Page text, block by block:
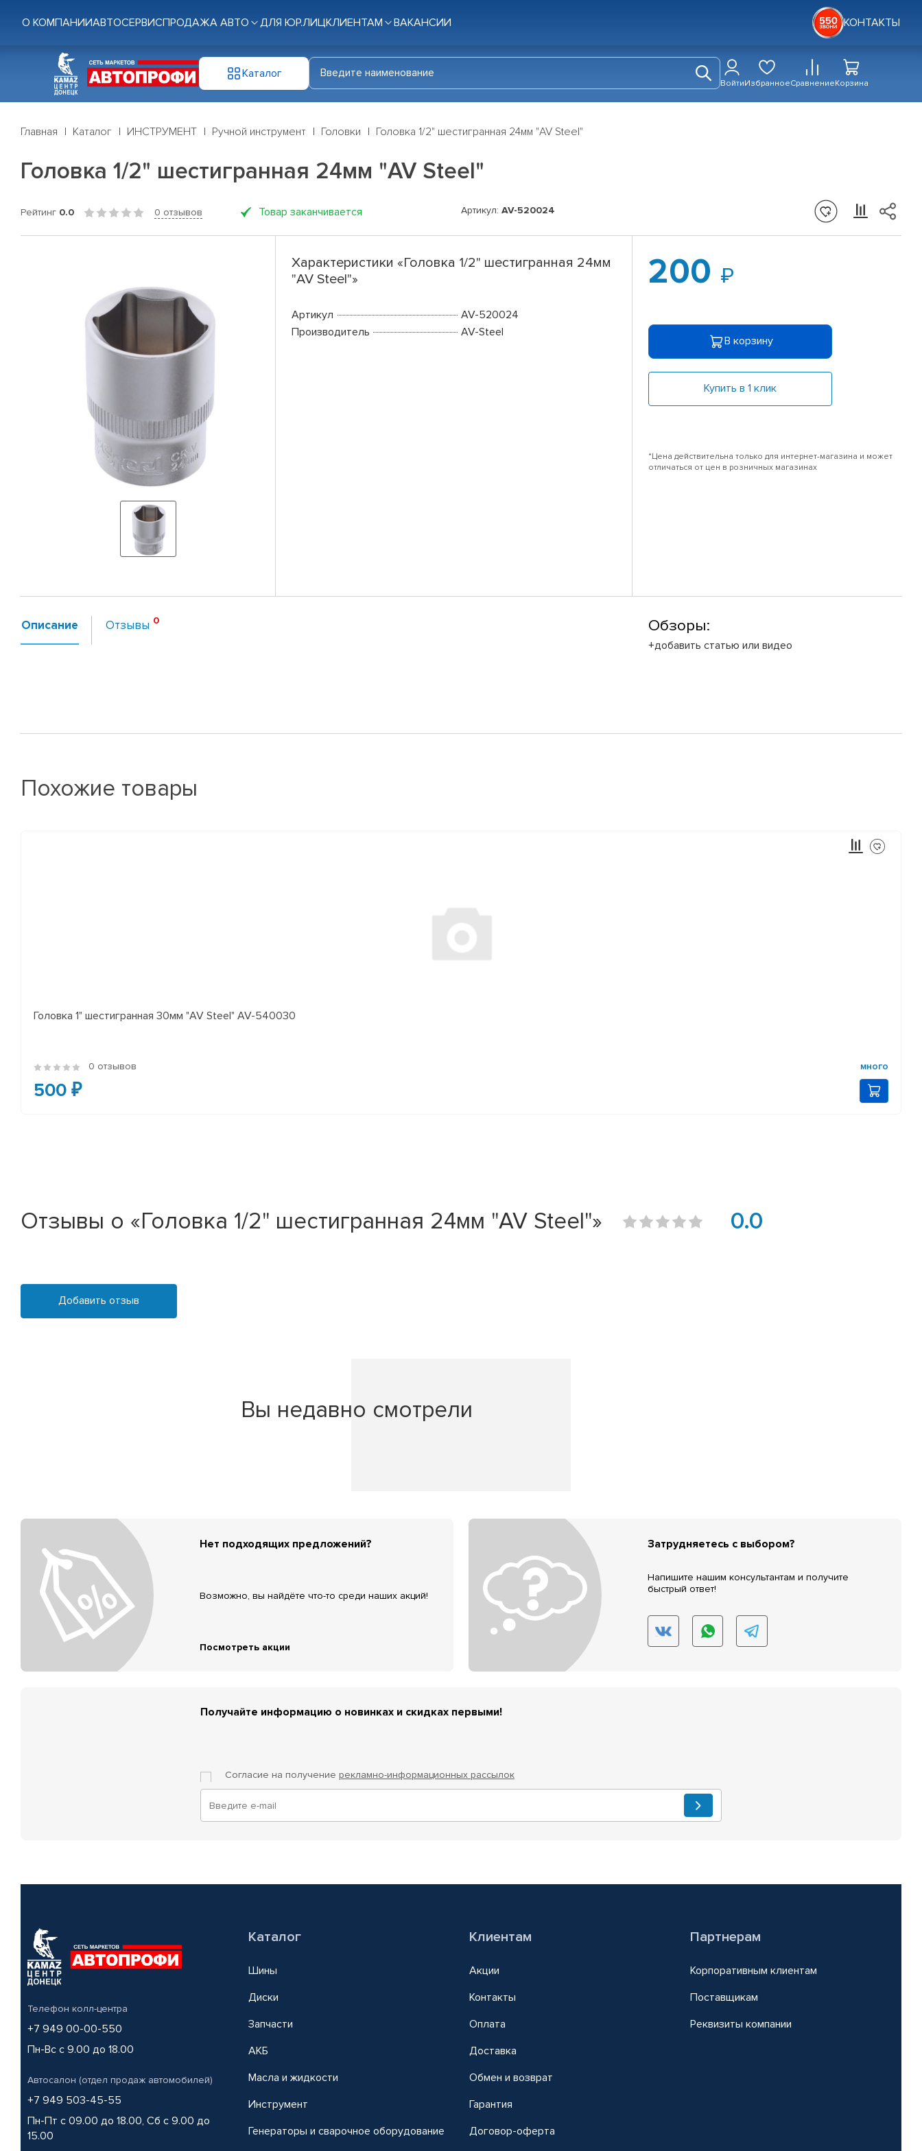
О КОМПАНИИАВТОСЕРВИСПРОДАЖА АВТО ДЛЯ ЮР.ЛИЦКЛИЕНТАМ ВАКАНСИИ КОНТАКТЫ
Каталог
ВойтиИзбранноеСравнениеКорзина
Главная Каталог ИНСТРУМЕНТ Ручной инструмент Головки Головка 1/2" шестигранная 24мм "AV Steel"
Головка 1/2" шестигранная 24мм "AV Steel"
Рейтинг 0.0 0 отзывов Товар заканчивается Артикул: AV-520024
Характеристики «Головка 1/2" шестигранная 24мм
"AV Steel"»
Артикул
AV-520024
Производитель
AV-Steel
200
В корзину
Купить в 1 клик
*Цена действительна только для интернет-магазина и может
отличаться от цен в розничных магазинах
Описание Отзывы Обзоры:
+добавить статью или видео
Похожие товары
Головка 1" шестигранная 30мм "AV Steel" AV-540030
0 отзывов много
500 ₽
Отзывы о «Головка 1/2" шестигранная 24мм "AV Steel"» 0.0
Добавить отзыв
Вы недавно смотрели
Нет подходящих предложений?
Возможно, вы найдёте что-то среди наших акций!
Посмотреть акции
Затрудняетесь с выбором?
Напишите нашим консультантам и получите
быстрый ответ!
Получайте информацию о новинках и скидках первыми!
Согласие на получение рекламно-информационных рассылок
Телефон колл-центра
+7 949 00-00-550
Пн-Вс с 9.00 до 18.00
Автосалон (отдел продаж автомобилей)
+7 949 503-45-55
Пн-Пт с 09.00 до 18.00, Сб с 9.00 до
15.00
Каталог
Шины
Диски
Запчасти
АКБ
Масла и жидкости
Инструмент
Генераторы и сварочное оборудование
Клиентам
Акции
Контакты
Оплата
Доставка
Обмен и возврат
Гарантия
Договор-оферта
Партнерам
Корпоративным клиентам
Поставщикам
Реквизиты компании